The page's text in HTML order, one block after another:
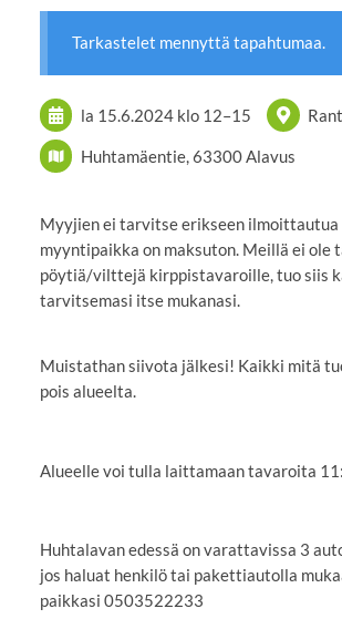
Tarkastelet mennyttä tapahtumaa.
la 15.6.2024 klo 12–15
Huhtamäentie, 63300 Alavus
Myyjien ei tarvitse erikseen ilmoittautua
myyntipaikka on maksuton. Meillä ei ole
pöytiä/vilttejä kirppistavaroille, tuo siis
tarvitsemasi itse mukanasi.
Muistathan siivota jälkesi! Kaikki mitä
pois alueelta.
Alueelle voi tulla laittamaan tavaroita
Huhtalavan edessä on varattavissa 3
jos haluat henkilö tai pakettiautolla
paikkasi 0503522233